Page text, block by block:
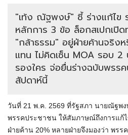
"เท้ง ณัฐพงษ์" ชี้ ร่างแก้ไข
หลักการ 3 ข้อ ล็อกสเปกเปิ
"กล้าธรรม" อยู่ฝ่ายค้านจริง
แทน ไม่คิดเซ็น MOA รอบ 2
รองใคร จ่อยื่นร่างฉบับพรรค
สัปดาห์นี้
วันที่ 21 พ.ค. 2569 ที่รัฐสภา นายณัฐพ
พรรคประชาชน ให้สัมภาษณ์ถึงการแก้
ฝ่ายค้าน 20% หลายฝ่ายจึงมองว่า พรร